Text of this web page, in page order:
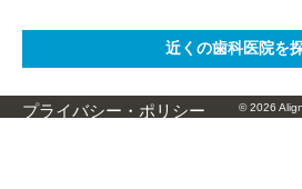
プライバシー・ポリシー © 2026